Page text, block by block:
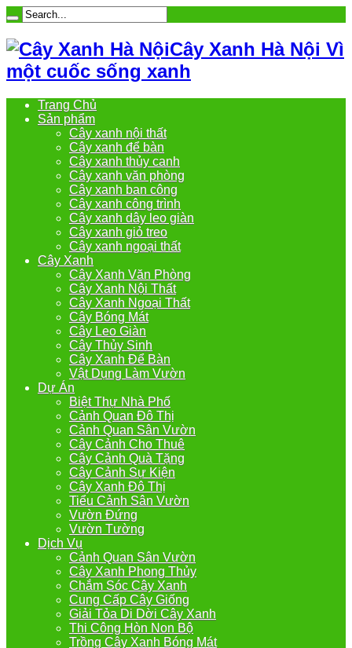
Cây Xanh Hà Nội Vì
một cuốc sống xanh
Trang Chủ
Sản phẩm
Cây xanh nội thất
Cây xanh để bàn
Cây xanh thủy canh
Cây xanh văn phòng
Cây xanh ban công
Cây xanh công trình
Cây xanh dây leo giàn
Cây xanh giỏ treo
Cây xanh ngoại thất
Cây Xanh
Cây Xanh Văn Phòng
Cây Xanh Nội Thất
Cây Xanh Ngoại Thất
Cây Bóng Mát
Cây Leo Giàn
Cây Thủy Sinh
Cây Xanh Để Bàn
Vật Dụng Làm Vườn
Dự Án
Biệt Thự Nhà Phố
Cảnh Quan Đô Thị
Cảnh Quan Sân Vườn
Cây Cảnh Cho Thuê
Cây Cảnh Quà Tặng
Cây Cảnh Sự Kiện
Cây Xanh Đô Thị
Tiểu Cảnh Sân Vườn
Vườn Đứng
Vườn Tường
Dịch Vụ
Cảnh Quan Sân Vườn
Cây Xanh Phong Thủy
Chắm Sóc Cây Xanh
Cung Cấp Cây Giống
Giải Tỏa Di Dời Cây Xanh
Thi Công Hòn Non Bộ
Trồng Cây Xanh Bóng Mát